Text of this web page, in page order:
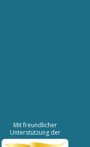
Mit freundlicher
Unterstützung der